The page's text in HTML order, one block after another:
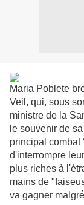
Maria Poblete
Veil, qui, sous
ministre de la
le souvenir de
principal combat
d'interrompre
plus riches à
mains de
va gagner